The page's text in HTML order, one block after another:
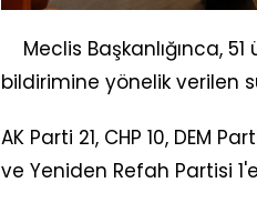
Meclis Başkanlığınca,
bildirimine yönelik verilen
AK Parti 21, CHP 10, DEM
ve Yeniden Refah Partisi